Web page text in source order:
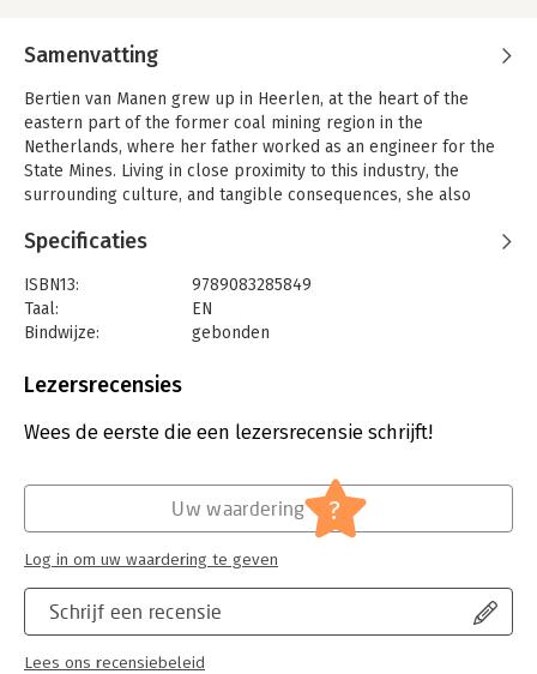
Samenvatting
Bertien van Manen grew up in Heerlen, at the heart of the
eastern part of the former coal mining region in the
Netherlands, where her father worked as an engineer for the
State Mines. Living in close proximity to this industry, the
surrounding culture, and tangible consequences, she also
associated with it. Spanning multiple decades, this publication
towns scattered around the world: Wakefield and New
Sharlston, Yorkshire (UK, 1970s), Most (CZ, 1980s), the
Appalachian Mountains (US, 1980s and ’90s), and Apanas,
Specificaties
ISBN13:
9789083285849
Taal:
EN
Bindwijze:
gebonden
Uitgever:
Verschijningsdatum:
24-4-2023
Lezersrecensies
Wees de eerste die een lezersrecensie schrijft!
Schrijf een recensie
Lees ons recensiebeleid
Uw waardering ?
Log in om uw waardering te geven